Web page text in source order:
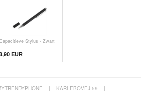
Capacitieve Stylus - Zwart
8,90 EUR
| KARLEBOVEJ 59
|